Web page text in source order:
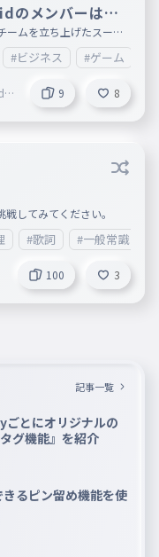
のメンバーは絶
ームを立ち上げたスーパ
Armaidの腕試しタイピン
さい。 別にいけなくても
しいかな... Armaidのメン
は、頑張って！
#ビジネス #ゲーム
創
9 8
してみてください。
#歌詞 #一般常識
100 3
記事一覧
とにオリジナルの
グ機能』を紹介
るピン留め機能を使